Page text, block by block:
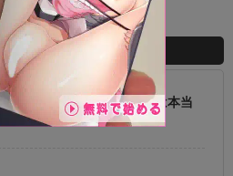
育てた方が強いというのは本当